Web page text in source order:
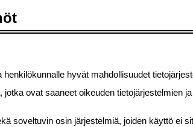
hyvät mahdollisuudet
ovat saaneet oikeuden tietojärjestelmien
soveltuvin osin järjestelmiä, joiden käyttö ei